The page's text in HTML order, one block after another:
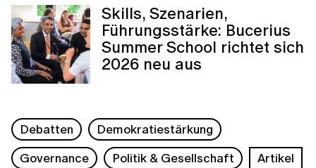
Skills, Szenarien,
Führungsstärke: Bucerius
Summer School richtet sich
2026 neu aus
Debatten
Demokratiestärkung
Governance
Politik & Gesellschaft Artikel